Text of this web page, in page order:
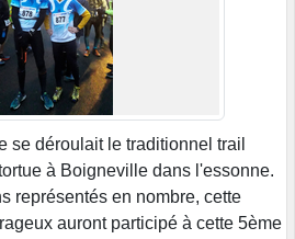
se déroulait le traditionnel trail
à Boigneville dans l'essonne.
représentés en nombre, cette
auront participé à cette 5ème